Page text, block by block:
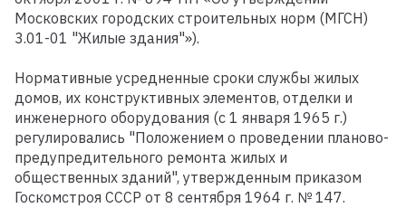
Московских городских строительных норм (МГСН)
3.01-01 "Жилые здания"»).
Нормативные усредненные сроки службы жилых
домов, их конструктивных элементов, отделки и
инженерного оборудования (с 1 января 1965 г.)
регулировались "Положением о проведении планово-
предупредительного ремонта жилых и
общественных зданий", утвержденным приказом
Госкомстроя СССР от 8 сентября 1964 г. № 147.